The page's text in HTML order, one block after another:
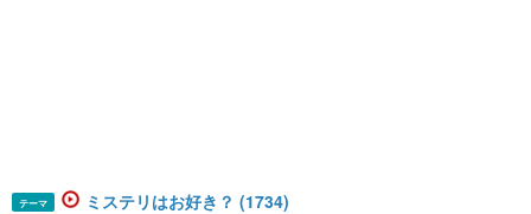
テーマ ミステリはお好き？ (1734)